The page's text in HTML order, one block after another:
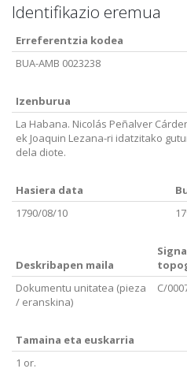
Identifikazio eremua
Erreferentzia kodea
BUA-AMB 0023238
Izenburua
La Habana. Nicolás Peñalver
ek Joaquin Lezana-ri idatzitako
dela diote.
Hasiera data
1790/08/10
Deskribapen maila
Dokumentu unitatea (pieza
/ eranskina)
C/
Tamaina eta euskarria
1 or.